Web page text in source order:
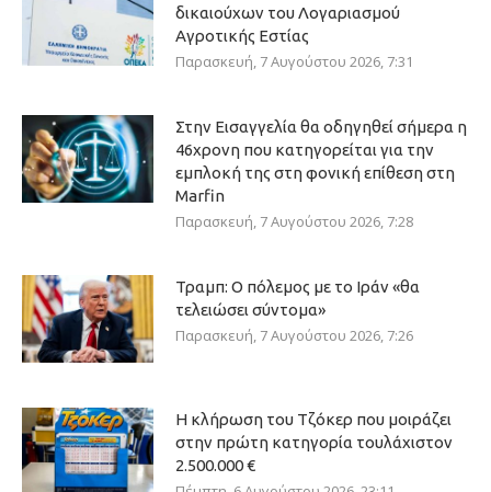
δικαιούχων του Λογαριασμού
Αγροτικής Εστίας
Παρασκευή, 7 Αυγούστου 2026, 7:31
Στην Εισαγγελία θα οδηγηθεί σήμερα η
46χρονη που κατηγορείται για την
εμπλοκή της στη φονική επίθεση στη
Marfin
Παρασκευή, 7 Αυγούστου 2026, 7:28
Τραμπ: Ο πόλεμος με το Ιράν «θα
τελειώσει σύντομα»
Παρασκευή, 7 Αυγούστου 2026, 7:26
Η κλήρωση του Τζόκερ που μοιράζει
στην πρώτη κατηγορία τουλάχιστον
2.500.000 €